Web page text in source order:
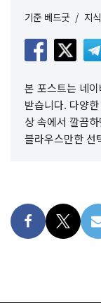
기준 베드굿 지
본 포스트는 네
받습니다. 다양
상 속에서 깔끔
블라우스만한